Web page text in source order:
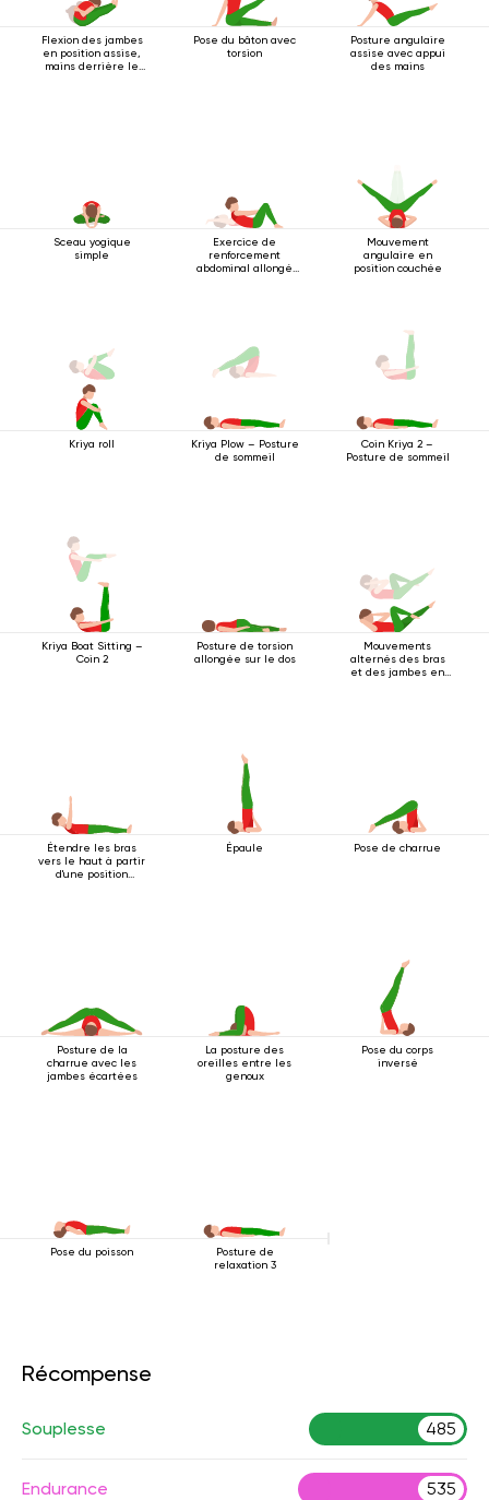
Flexion des jambes
en position assise,
mains derrière le
Pose du bâton avec
torsion
Posture angulaire
assise avec appui
des mains
Sceau yogique
simple
Exercice de
renforcement
abdominal allongé
Mouvement
angulaire en
position couchée
Kriya roll
Kriya Plow – Posture
de sommeil
Coin Kriya 2 –
Posture de sommeil
Kriya Boat Sitting –
Coin 2
Posture de torsion
allongée sur le dos
Mouvements
alternés des bras
et des jambes en
Étendre les bras
vers le haut à partir
d'une position
Épaule Pose de charrue
Posture de la
charrue avec les
jambes écartées
La posture des
oreilles entre les
genoux
Pose du corps
inversé
Pose du poisson
Posture de
relaxation 3
Récompense
Souplesse 485
Endurance 535